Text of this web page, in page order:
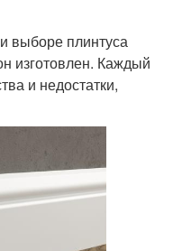
выборе плинтуса
изготовлен. Каждый
и недостатки,